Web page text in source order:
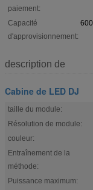
paiement:
Capacité
d'approvisionnement:
description de
Cabine de LED DJ
taille du module:
Résolution de module:
couleur:
Entraînement de la
méthode:
Puissance maximum: